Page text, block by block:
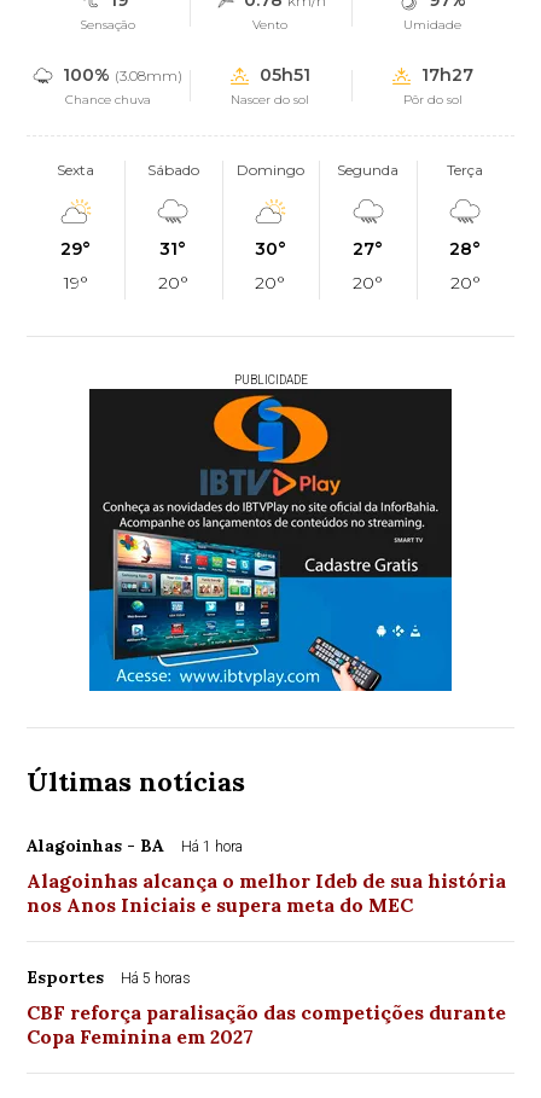
Sensação Vento Umidade
100% (3.08mm)
Chance chuva
05h51
Nascer do sol
17h27
Pôr do sol
Sexta
29°
19°
Sábado
31°
20°
Domingo
30°
20°
Segunda
27°
20°
Terça
28°
20°
PUBLICIDADE
Últimas notícias
Alagoinhas - BA Há 1 hora
Alagoinhas alcança o melhor Ideb de sua história
nos Anos Iniciais e supera meta do MEC
Esportes Há 5 horas
CBF reforça paralisação das competições durante
Copa Feminina em 2027